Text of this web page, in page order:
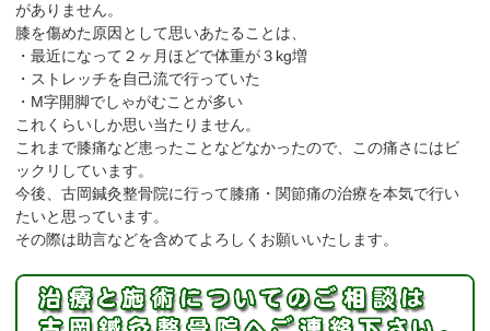
がありません。
膝を傷めた原因として思いあたることは、
・最近になって２ヶ月ほどで体重が３kg増
・ストレッチを自己流で行っていた
・M字開脚でしゃがむことが多い
これくらいしか思い当たりません。
これまで膝痛など患ったことなどなかったので、この痛さにはビ
ックリしています。
今後、古岡鍼灸整骨院に行って膝痛・関節痛の治療を本気で行い
たいと思っています。
その際は助言などを含めてよろしくお願いいたします。